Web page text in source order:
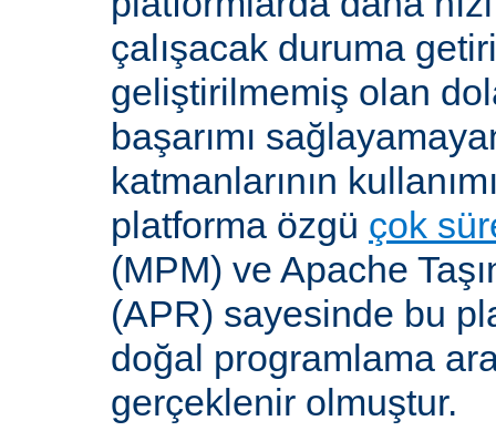
çalışacak duruma
geliştirilmemiş olan
başarımı
katmanlarının
platforma özgü çok
(MPM) ve Apache
(APR) sayesinde bu
doğal programlama
gerçeklenir olmuştur.